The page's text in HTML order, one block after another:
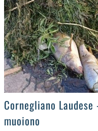
>
Cornegliano
muoiono